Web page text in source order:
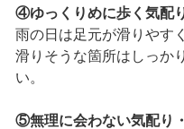
④ゆっくりめに歩く気配
雨の日は足元が滑りやす
滑りそうな箇所はしっか
い。
⑤無理に会わない気配り